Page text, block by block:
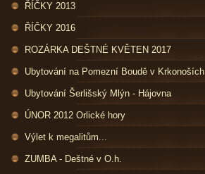
ŘÍČKY 2013
ŘÍČKY 2016
ROZÁRKA DEŠTNÉ KVĚTEN 2017
Ubytování na Pomezní Boudě v Krkonoších
Ubytování Šerlišský Mlýn - Hájovna
ÚNOR 2012 Orlické hory
Výlet k megalitům...
ZUMBA - Deštné v O.h.